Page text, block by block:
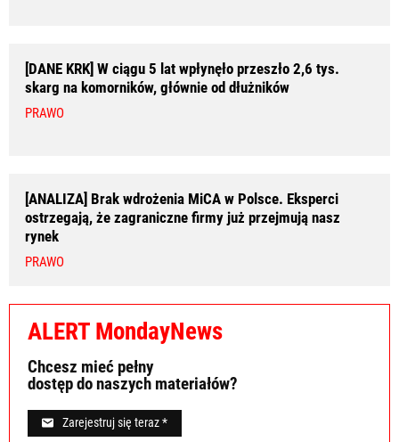
[DANE KRK] W ciągu 5 lat wpłynęło przeszło 2,6 tys.
skarg na komorników, głównie od dłużników
PRAWO
[ANALIZA] Brak wdrożenia MiCA w Polsce. Eksperci
ostrzegają, że zagraniczne firmy już przejmują nasz
rynek
PRAWO
ALERT MondayNews
Chcesz mieć pełny
dostęp do naszych materiałów?
Zarejestruj się teraz *